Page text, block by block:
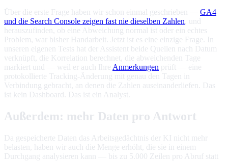
Über die erste Frage haben wir schon einmal geschrieben — GA4
und die Search Console zeigen fast nie dieselben Zahlen, und
herauszufinden, ob eine Abweichung normal ist oder ein echtes
Problem, war bisher Handarbeit. Jetzt ist es eine einzige Frage. In
unseren eigenen Tests hat der Assistent beide Quellen nach Datum
verknüpft, die Korrelation berechnet, die abweichenden Tage
markiert und — weil er auch Ihre Anmerkungen prüft — eine
protokollierte Tracking-Änderung mit genau den Tagen in
Verbindung gebracht, an denen die Zahlen auseinanderliefen. Das
ist kein Dashboard. Das ist ein Analyst.
Außerdem: mehr Daten pro Antwort
Da gespeicherte Daten das Arbeitsgedächtnis der KI nicht mehr
belasten, haben wir auch die Menge erhöht, die sie in einem
Durchgang analysieren kann — bis zu 5.000 Zeilen pro Abruf statt